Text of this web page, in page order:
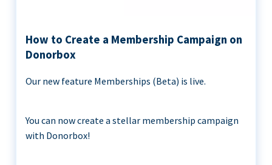
How to Create a Membership Campaign on
Donorbox
Our new feature Memberships (Beta) is live.
You can now create a stellar membership campaign
with Donorbox!